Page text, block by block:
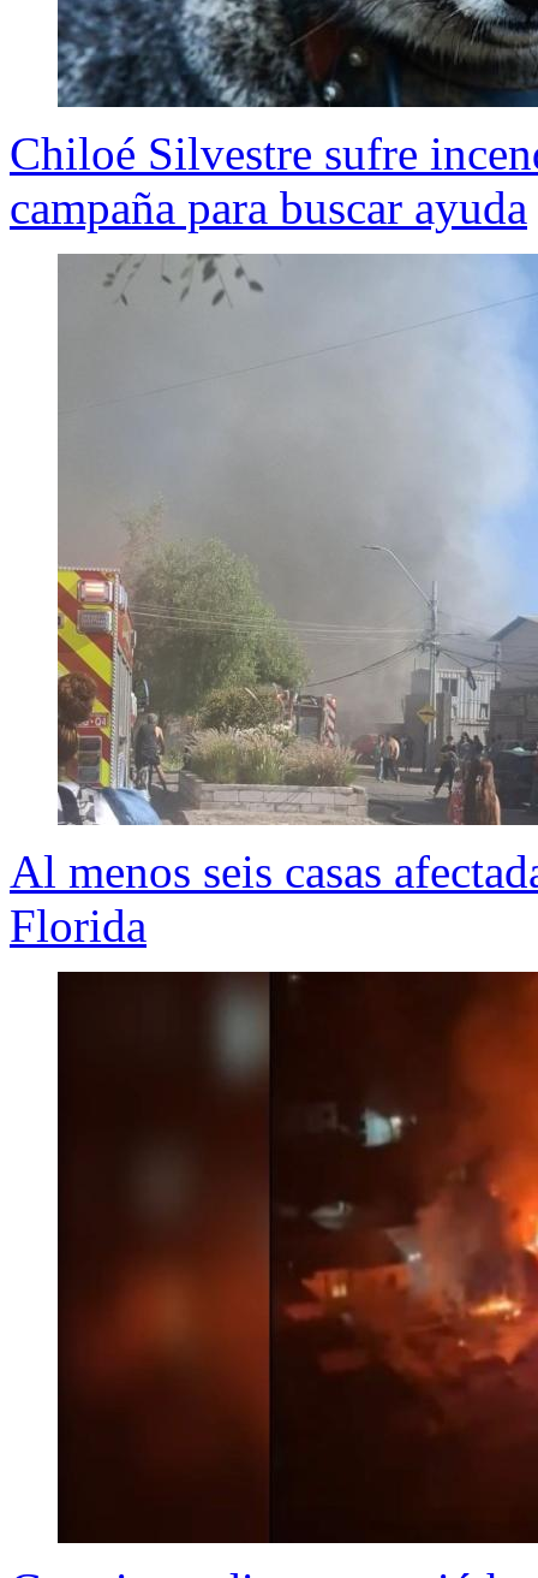
Chiloé Silvestre sufre
campaña para buscar ayuda
Al menos seis casas
Florida